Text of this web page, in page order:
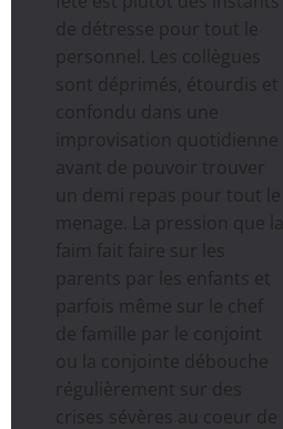
de détresse pour tout le
personnel. Les collègues
sont déprimés, étourdis et
confondu dans une
improvisation quotidienne
avant de pouvoir trouver
un demi repas pour tout le
menage. La pression que la
faim fait faire sur les
parents par les enfants et
parfois même sur le chef
de famille par le conjoint
ou la conjointe débouche
régulièrement sur des
crises sévères au coeur de